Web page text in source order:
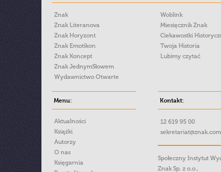
Znak
Znak Literanova
Znak Horyzont
Znak Emotikon
Znak Koncept
Znak JednymSłowem
Wydawnictwo Otwarte
Woblink
Miesięcznik Znak
Ciekawostki
Twoja Historia
Lubimy czytać
Menu:
Aktualności
Książki
Autorzy
O nas
Księgarnia
Kontakt:
12 619 95 00
Społeczny Instytut
Znak Sp. z o.o.,